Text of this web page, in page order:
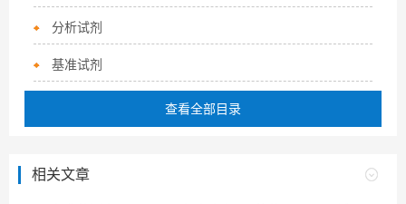
分析试剂
基准试剂
查看全部目录
相关文章